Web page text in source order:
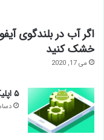
اگر آب در بلندگوی
خشک کنید
می 17, 2020
۵ اپلیکیشن برتر ضد هک اندروید (و ۶ نکته امنیتی)
دسامبر